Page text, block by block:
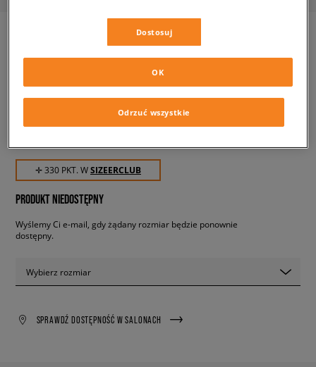
✛ 330 PKT. WSIZEERCLUB
PRODUKT NIEDOSTĘPNY
Wyślemy Ci e-mail, gdy żądany rozmiar będzie ponownie
dostępny.
Wybierz rozmiar
SPRAWDŹ DOSTĘPNOŚĆ W SALONACH
Dostosuj
Odrzuć wszystkie
OK